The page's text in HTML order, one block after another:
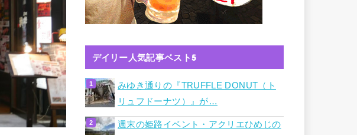
デイリー人気記事ベスト5
みゆき通りの『TRUFFLE DONUT（ト
リュフドーナツ）』が…
週末の姫路イベント・アクリエひめじの